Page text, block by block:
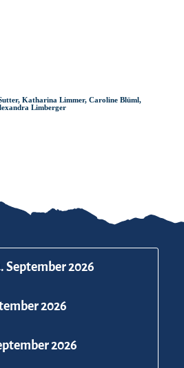
Katharina Limmer, Caroline Blüml,
Limberger
September 2026
2026
2026